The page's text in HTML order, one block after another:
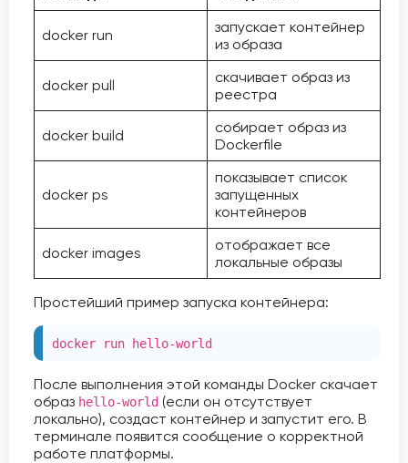
docker run
запускает контейнер
из образа
docker pull
скачивает образ из
реестра
docker build
собирает образ из
Dockerfile
docker ps
показывает список
запущенных
контейнеров
docker images
отображает все
локальные образы
Простейший пример запуска контейнера:
docker run hello-world
После выполнения этой команды Docker скачает
образ hello-world (если он отсутствует
локально), создаст контейнер и запустит его. В
терминале появится сообщение о корректной
работе платформы.